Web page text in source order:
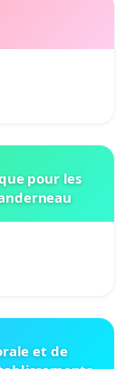
pour les
et de